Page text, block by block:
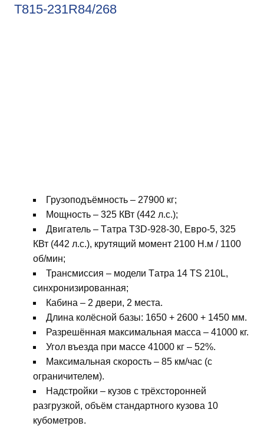
T815-231R84/268
Грузоподъёмность – 27900 кг;
Мощность – 325 КВт (442 л.с.);
Двигатель – Tатра T3D-928-30, Евро-5, 325
КВт (442 л.с.), крутящий момент 2100 Н.м / 1100
об/мин;
Трансмиссия – модели Tатра 14 TS 210L,
синхронизированная;
Кабина – 2 двери, 2 места.
Длина колёсной базы: 1650 + 2600 + 1450 мм.
Разрешённая максимальная масса – 41000 кг.
Угол въезда при массе 41000 кг – 52%.
Максимальная скорость – 85 км/час (с
ограничителем).
Надстройки – кузов с трёхсторонней
разгрузкой, объём стандартного кузова 10
кубометров.